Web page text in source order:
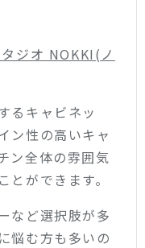
ジオ NOKKI(ノ
るキャビネッ
ン性の高いキャ
ン全体の雰囲気
ができます。
など選択肢が多
悩む方も多いの